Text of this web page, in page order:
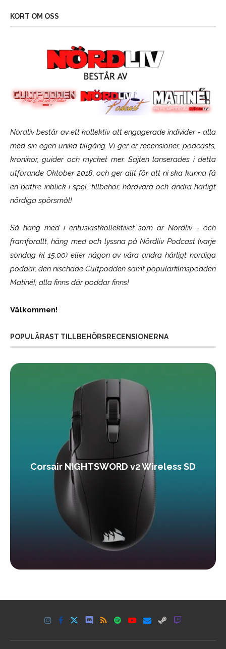
KORT OM OSS
Nördliv består av ett kollektiv att engagerade individer - alla
med sin egen unika tillgång. Vi ger er recensioner, podcasts,
krönikor, guider och mycket mer. Sajten lanserades i detta
utförande Oktober 2018, och ger allt för att ni ska kunna få
en bättre inblick i spel, tillbehör, hårdvara och andra härligt
nördiga spörsmål!
Så häng med i entusiastkollektivet som ärNördliv- och
framförallt, häng med och lyssna på Nördliv Podcast (varje
söndag kl 15.00) eller någon av våra andra härligt nördiga
poddar, den nischade Cultpodden samt populärfilmspodden
Matiné!; alla finns där poddar finns!
Välkommen!
POPULÄRAST TILLBEHÖRSRECENSIONERNA
Corsair NIGHTSWORD v2 Wireless SD